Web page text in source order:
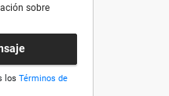
sobre
los Términos de